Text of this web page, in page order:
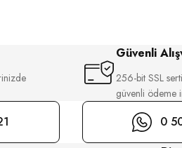
Güvenli
256-bit SSL
güvenli ödeme
0